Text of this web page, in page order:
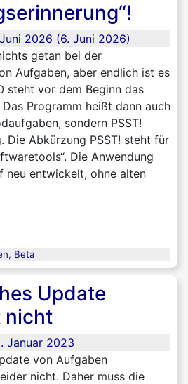
2026 (6. Juni 2026)
getan bei der
Aufgaben, aber endlich ist es
steht vor dem Beginn das
Programm heißt dann auch
sondern PSST!
Die Abkürzung PSST! steht für
Die Anwendung
neu entwickelt, ohne alten
, Beta
Update
nicht
Januar 2023
von Aufgaben
nicht. Daher muss die